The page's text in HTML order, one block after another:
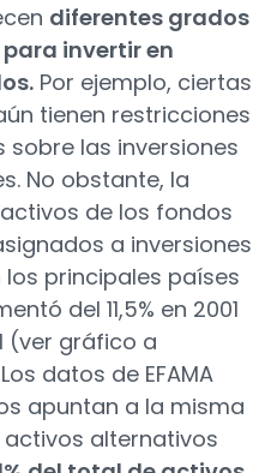
diferentes grados
invertir en
Por ejemplo, ciertas
tienen restricciones
sobre las inversiones
No obstante, la
de los fondos
a inversiones
principales países
del 11,5% en 2001
(ver gráfico a
datos de EFAMA
apuntan a la misma
activos alternativos